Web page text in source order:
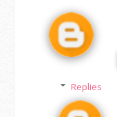
Replies